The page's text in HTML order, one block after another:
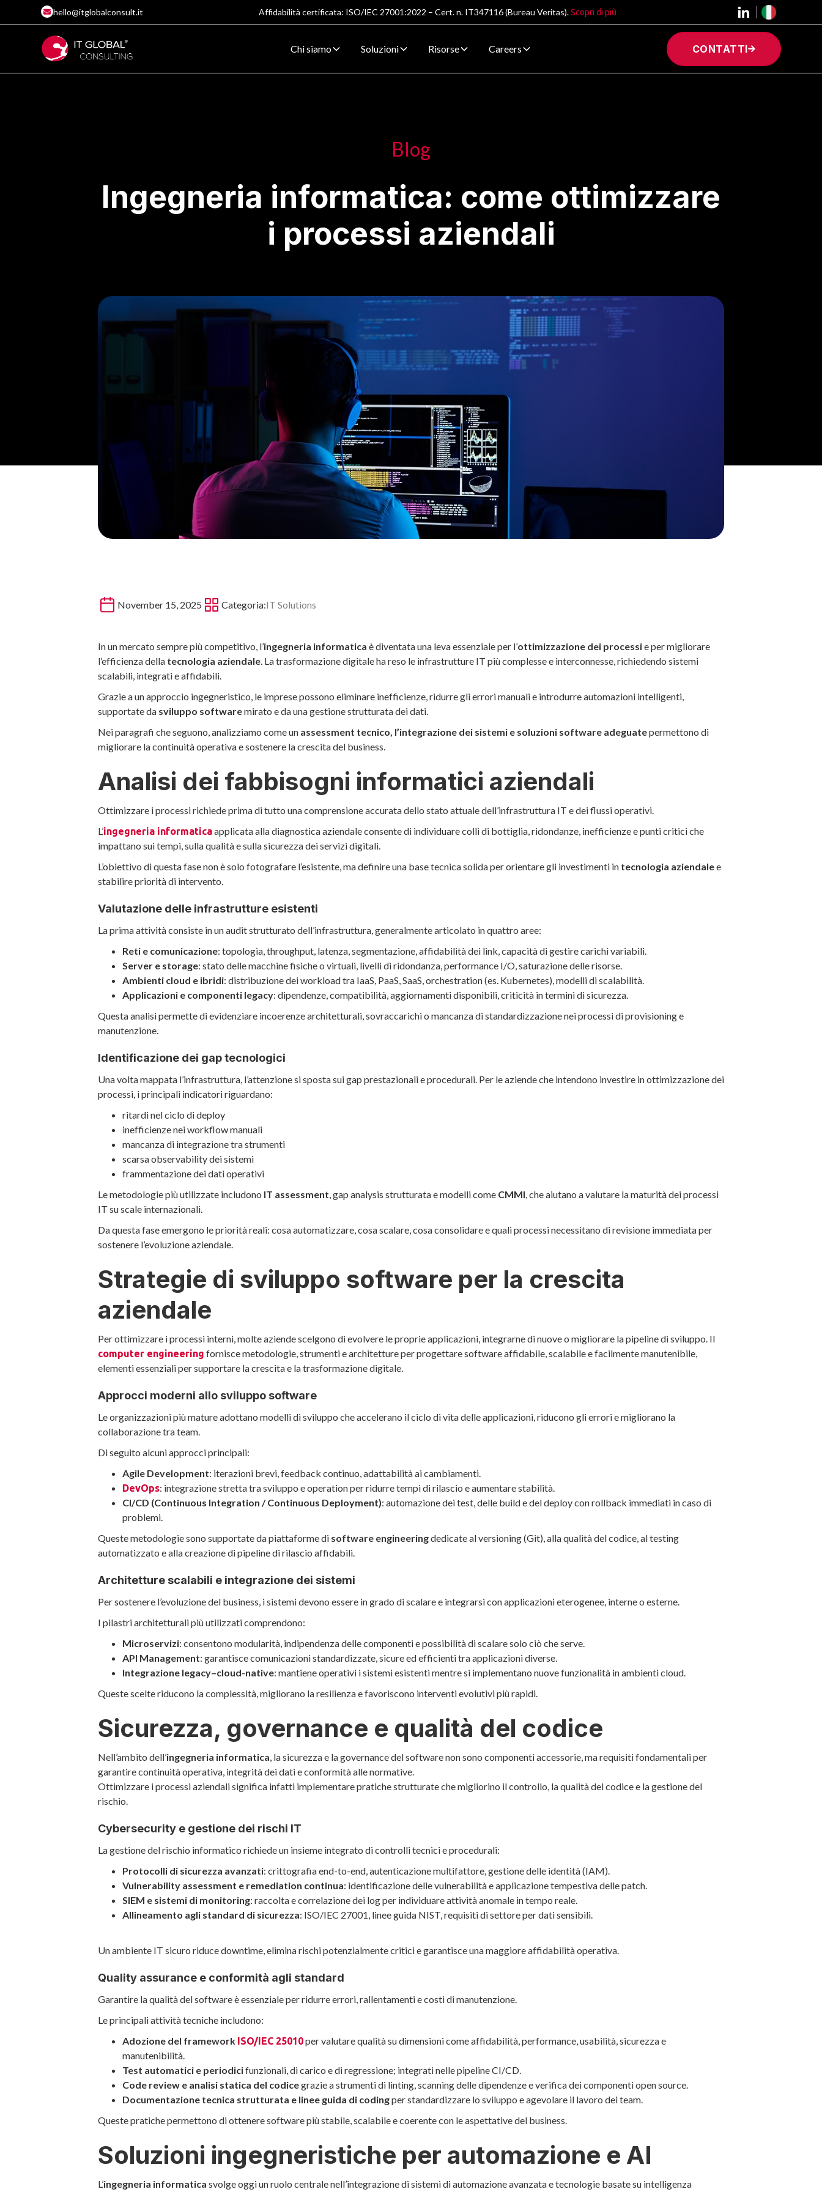
hello@itglobalconsult.it Affidabilità certificata: ISO/IEC 27001:2022 – Cert. n. IT347116 (Bureau Veritas).Scopri di più
Chi siamo Soluzioni Risorse Careers CONTATTI
Blog
Ingegneria informatica: come ottimizzare
i processi aziendali
November 15, 2025 Categoria:IT Solutions
In un mercato sempre più competitivo, l’ingegneria informatica è diventata una leva essenziale per l’ottimizzazione dei processie per migliorare
l’efficienza della tecnologia aziendale . La trasformazione digitale ha reso le infrastrutture IT più complesse e interconnesse, richiedendo sistemi
scalabili, integrati e affidabili.
Grazie a un approccio ingegneristico, le imprese possono eliminare inefficienze, ridurre gli errori manuali e introdurre automazioni intelligenti,
supportate da sviluppo softwaremirato e da una gestione strutturata dei dati.
Nei paragrafi che seguono, analizziamo come un assessment tecnico, l’integrazione dei sistemi e soluzioni software adeguatepermettono di
migliorare la continuità operativa e sostenere la crescita del business.
Analisi dei fabbisogni informatici aziendali
Ottimizzare i processi richiede prima di tutto una comprensione accurata dello stato attuale dell’infrastruttura IT e dei flussi operativi.
L’ingegneria informaticaapplicata alla diagnostica aziendale consente di individuare colli di bottiglia, ridondanze, inefficienze e punti critici che
impattano sui tempi, sulla qualità e sulla sicurezza dei servizi digitali.
L’obiettivo di questa fase non è solo fotografare l’esistente, ma definire una base tecnica solida per orientare gli investimenti in tecnologia aziendalee
stabilire priorità di intervento.
Valutazione delle infrastrutture esistenti
La prima attività consiste in un audit strutturato dell’infrastruttura, generalmente articolato in quattro aree:
Reti e comunicazione: topologia, throughput, latenza, segmentazione, affidabilità dei link, capacità di gestire carichi variabili.
Server e storage: stato delle macchine fisiche o virtuali, livelli di ridondanza, performance I/O, saturazione delle risorse.
Ambienti cloud e ibridi: distribuzione dei workload tra IaaS, PaaS, SaaS, orchestration (es. Kubernetes), modelli di scalabilità.
Applicazioni e componenti legacy: dipendenze, compatibilità, aggiornamenti disponibili, criticità in termini di sicurezza.
Questa analisi permette di evidenziare incoerenze architetturali, sovraccarichi o mancanza di standardizzazione nei processi di provisioning e
manutenzione.
Identificazione dei gap tecnologici
Una volta mappata l’infrastruttura, l’attenzione si sposta sui gap prestazionali e procedurali. Per le aziende che intendono investire in ottimizzazione dei
processi, i principali indicatori riguardano:
ritardi nel ciclo di deploy
inefficienze nei workflow manuali
mancanza di integrazione tra strumenti
scarsa observability dei sistemi
frammentazione dei dati operativi
Le metodologie più utilizzate includono IT assessment , gap analysis strutturata e modelli come CMMI , che aiutano a valutare la maturità dei processi
IT su scale internazionali.
Da questa fase emergono le priorità reali: cosa automatizzare, cosa scalare, cosa consolidare e quali processi necessitano di revisione immediata per
sostenere l’evoluzione aziendale.
Strategie di sviluppo software per la crescita
aziendale
Per ottimizzare i processi interni, molte aziende scelgono di evolvere le proprie applicazioni, integrarne di nuove o migliorare la pipeline di sviluppo. Il
computer engineering fornisce metodologie, strumenti e architetture per progettare software affidabile, scalabile e facilmente manutenibile,
elementi essenziali per supportare la crescita e la trasformazione digitale.
Approcci moderni allo sviluppo software
Le organizzazioni più mature adottano modelli di sviluppo che accelerano il ciclo di vita delle applicazioni, riducono gli errori e migliorano la
collaborazione tra team.
Di seguito alcuni approcci principali:
Agile Development: iterazioni brevi, feedback continuo, adattabilità ai cambiamenti.
DevOps: integrazione stretta tra sviluppo e operation per ridurre tempi di rilascio e aumentare stabilità.
CI/CD (Continuous Integration / Continuous Deployment): automazione dei test, delle build e del deploy con rollback immediati in caso di
problemi.
Queste metodologie sono supportate da piattaforme di software engineeringdedicate al versioning (Git), alla qualità del codice, al testing
automatizzato e alla creazione di pipeline di rilascio affidabili.
Architetture scalabili e integrazione dei sistemi
Per sostenere l’evoluzione del business, i sistemi devono essere in grado di scalare e integrarsi con applicazioni eterogenee, interne o esterne.
I pilastri architetturali più utilizzati comprendono:
Microservizi: consentono modularità, indipendenza delle componenti e possibilità di scalare solo ciò che serve.
API Management: garantisce comunicazioni standardizzate, sicure ed efficienti tra applicazioni diverse.
Integrazione legacy–cloud-native: mantiene operativi i sistemi esistenti mentre si implementano nuove funzionalità in ambienti cloud.
Queste scelte riducono la complessità, migliorano la resilienza e favoriscono interventi evolutivi più rapidi.
Sicurezza, governance e qualità del codice
Nell’ambito dell’ingegneria informatica , la sicurezza e la governance del software non sono componenti accessorie, ma requisiti fondamentali per
garantire continuità operativa, integrità dei dati e conformità alle normative.
Ottimizzare i processi aziendali significa infatti implementare pratiche strutturate che migliorino il controllo, la qualità del codice e la gestione del
rischio.
Cybersecurity e gestione dei rischi IT
La gestione del rischio informatico richiede un insieme integrato di controlli tecnici e procedurali:
Protocolli di sicurezza avanzati: crittografia end-to-end, autenticazione multifattore, gestione delle identità (IAM).
Vulnerability assessment e remediation continua: identificazione delle vulnerabilità e applicazione tempestiva delle patch.
SIEM e sistemi di monitoring: raccolta e correlazione dei log per individuare attività anomale in tempo reale.
Allineamento agli standard di sicurezza: ISO/IEC 27001, linee guida NIST, requisiti di settore per dati sensibili.
Un ambiente IT sicuro riduce downtime, elimina rischi potenzialmente critici e garantisce una maggiore affidabilità operativa.
Quality assurance e conformità agli standard
Garantire la qualità del software è essenziale per ridurre errori, rallentamenti e costi di manutenzione.
Le principali attività tecniche includono:
Adozione del framework ISO/IEC 25010per valutare qualità su dimensioni come affidabilità, performance, usabilità, sicurezza e
manutenibilità.
Test automatici e periodicifunzionali, di carico e di regressione; integrati nelle pipeline CI/CD.
Code review e analisi statica del codicegrazie a strumenti di linting, scanning delle dipendenze e verifica dei componenti open source.
Documentazione tecnica strutturata e linee guida di codingper standardizzare lo sviluppo e agevolare il lavoro dei team.
Queste pratiche permettono di ottenere software più stabile, scalabile e coerente con le aspettative del business.
Soluzioni ingegneristiche per automazione e AI
L’ingegneria informatica svolge oggi un ruolo centrale nell’integrazione di sistemi di automazione avanzata e tecnologie basate su intelligenza